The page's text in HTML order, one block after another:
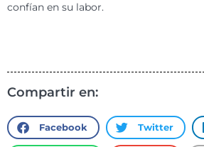
confían en su labor.
Compartir en:
Facebook Twitter